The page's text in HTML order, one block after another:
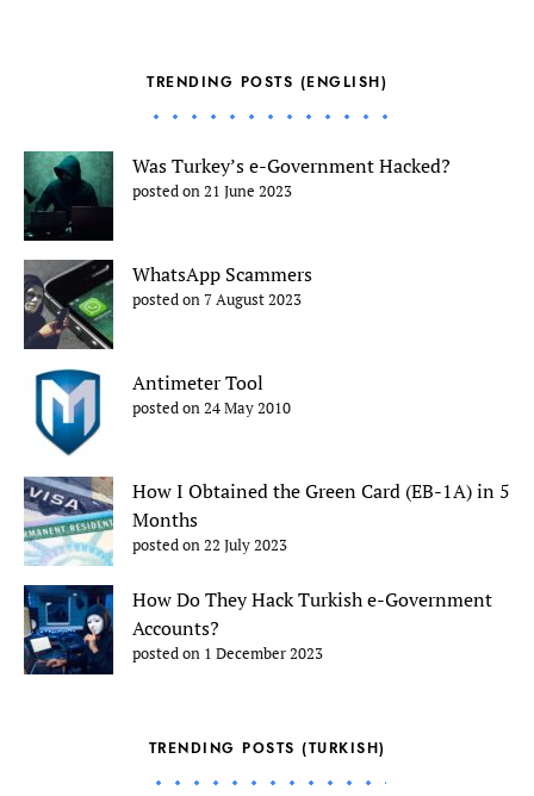
TRENDING POSTS (ENGLISH)
Was Turkey’s e-Government Hacked?
posted on 21 June 2023
WhatsApp Scammers
posted on 7 August 2023
Antimeter Tool
posted on 24 May 2010
How I Obtained the Green Card (EB-1A) in 5
Months
posted on 22 July 2023
How Do They Hack Turkish e-Government
Accounts?
posted on 1 December 2023
TRENDING POSTS (TURKISH)